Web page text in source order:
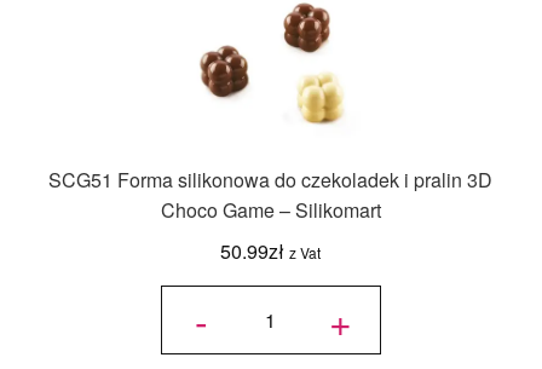
SCG51 Forma silikonowa do czekoladek i pralin 3D
Choco Game – Silikomart
50.99zł z Vat
-
ilość
silikonowa
do
i pralin 3D
Choco
+